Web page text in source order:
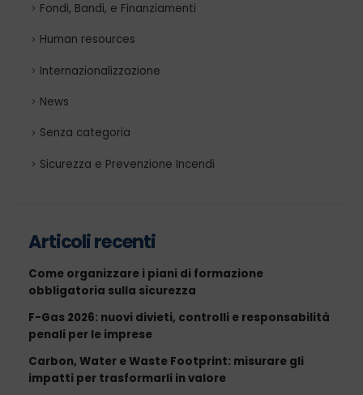
Fondi, Bandi, e Finanziamenti
Human resources
Internazionalizzazione
News
Senza categoria
Sicurezza e Prevenzione Incendi
Articoli recenti
Come organizzare i piani di formazione
obbligatoria sulla sicurezza
F-Gas 2026: nuovi divieti, controlli e responsabilità
penali per le imprese
Carbon, Water e Waste Footprint: misurare gli
impatti per trasformarli in valore